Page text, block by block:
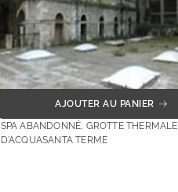
AJOUTER AU PANIER
SPA ABANDONNÉ, GROTTE THERMALE
D'ACQUASANTA TERME